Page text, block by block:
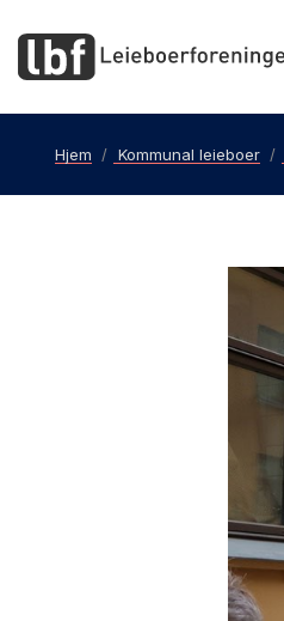
Hjem Kommunal leieboer